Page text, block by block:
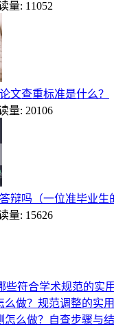
量: 11052
文查重标准是什么？
量: 20106
辩吗（一位准毕业生
量: 15626
些符合学术规范的实
么做？规范调整的实
怎么做？自查步骤与